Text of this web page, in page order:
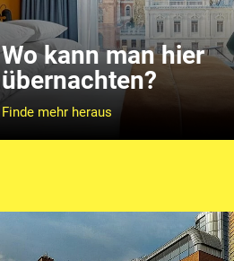
Wo kann man hier
übernachten?
Finde mehr heraus